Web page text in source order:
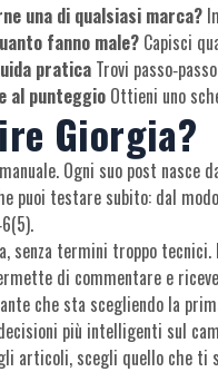
una di qualsiasi marca?
fanno male? Capisci
pratica Trovi
al punteggio Ottieni uno
Giorgia?
Ogni suo post
puoi testare subito: dal
senza termini troppo
di commentare e
che sta scegliendo la
più intelligenti sul
articoli, scegli quello che